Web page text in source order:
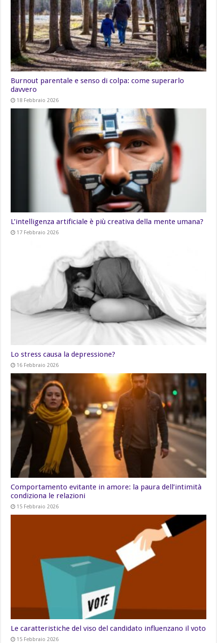
Burnout parentale e senso di colpa: come superarlo
davvero
18 Febbraio 2026
L’intelligenza artificiale è più creativa della mente umana?
17 Febbraio 2026
Lo stress causa la depressione?
16 Febbraio 2026
Comportamento evitante in amore: la paura dell’intimità
condiziona le relazioni
15 Febbraio 2026
Le caratteristiche del viso del candidato influenzano il voto
15 Febbraio 2026